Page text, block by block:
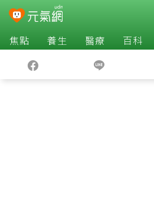
焦點 養生 醫療 百科